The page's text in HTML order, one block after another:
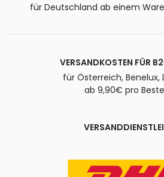
für Deutschland ab einem
VERSANDKOSTEN FÜR
für Österreich, Benelux,
ab 9,90€ pro